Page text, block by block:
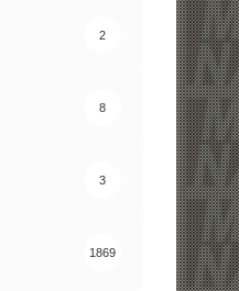
2
8
3
1869